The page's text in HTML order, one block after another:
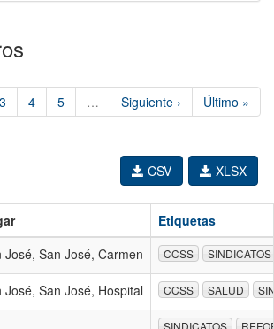
3 4 5 … Siguiente › Último »
XLSX
CSV
Etiquetas
José, San José, Carmen CCSS SINDICATOS
José, San José, Hospital CCSS SALUD